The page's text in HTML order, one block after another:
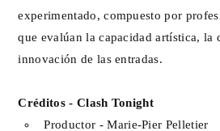
experimentado, compuesto por
que evalúan la capacidad artística, la
innovación de las entradas.
Créditos - Clash Tonight
Productor - Marie-Pier Pelletier